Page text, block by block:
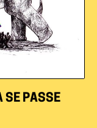
SE PASSE